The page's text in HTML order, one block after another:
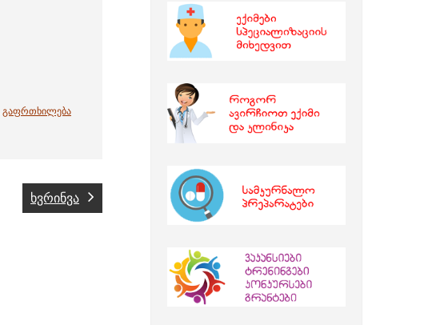
გაფრთხილება
ხვრინვა